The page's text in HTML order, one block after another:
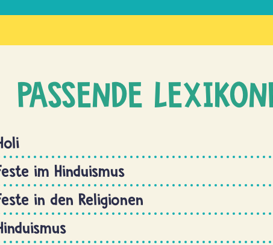
PASSENDE
im Hinduismus
in den Religionen